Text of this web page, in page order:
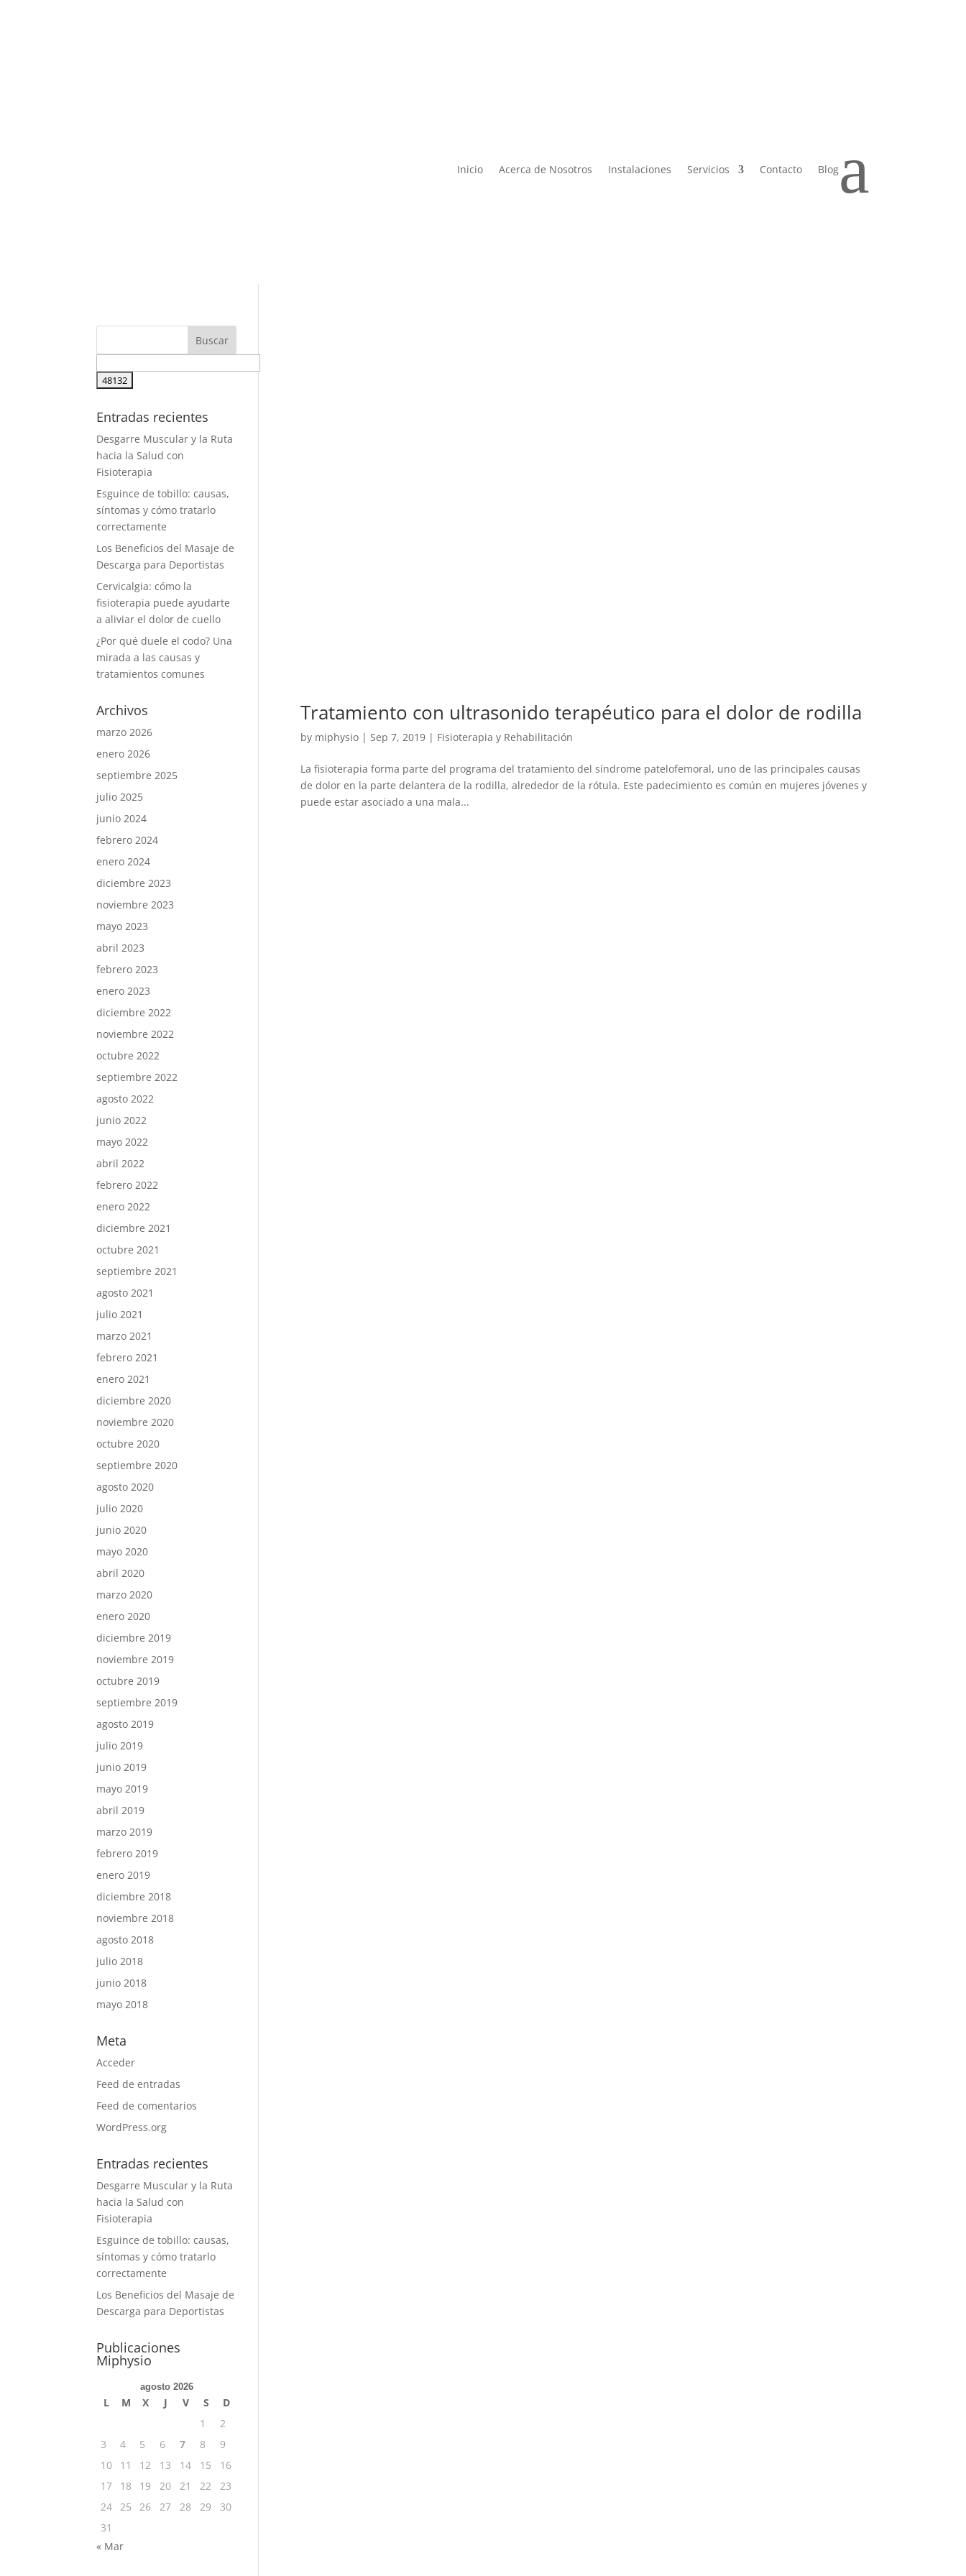
Inicio Acerca de Nosotros Instalaciones Servicios Contacto Bloga
Tratamiento con ultrasonido terapéutico para el dolor de rodilla
by miphysio| Sep 7, 2019| Fisioterapia y Rehabilitación
La fisioterapia forma parte del programa del tratamiento del síndrome patelofemoral, uno de las principales causas
de dolor en la parte delantera de la rodilla, alrededor de la rótula. Este padecimiento es común en mujeres jóvenes y
puede estar asociado a una mala...
Entradas recientes
Desgarre Muscular y la Ruta
hacia la Salud con
Fisioterapia
Esguince de tobillo: causas,
síntomas y cómo tratarlo
correctamente
Los Beneficios del Masaje de
Descarga para Deportistas
Cervicalgia: cómo la
fisioterapia puede ayudarte
a aliviar el dolor de cuello
¿Por qué duele el codo? Una
mirada a las causas y
tratamientos comunes
Archivos
marzo 2026
enero 2026
septiembre 2025
julio 2025
junio 2024
febrero 2024
enero 2024
diciembre 2023
noviembre 2023
mayo 2023
abril 2023
febrero 2023
enero 2023
diciembre 2022
noviembre 2022
octubre 2022
septiembre 2022
agosto 2022
junio 2022
mayo 2022
abril 2022
febrero 2022
enero 2022
diciembre 2021
octubre 2021
septiembre 2021
agosto 2021
julio 2021
marzo 2021
febrero 2021
enero 2021
diciembre 2020
noviembre 2020
octubre 2020
septiembre 2020
agosto 2020
julio 2020
junio 2020
mayo 2020
abril 2020
marzo 2020
enero 2020
diciembre 2019
noviembre 2019
octubre 2019
septiembre 2019
agosto 2019
julio 2019
junio 2019
mayo 2019
abril 2019
marzo 2019
febrero 2019
enero 2019
diciembre 2018
noviembre 2018
agosto 2018
julio 2018
junio 2018
mayo 2018
Meta
Acceder
Feed de entradas
Feed de comentarios
WordPress.org
Entradas recientes
Desgarre Muscular y la Ruta
hacia la Salud con
Fisioterapia
Esguince de tobillo: causas,
síntomas y cómo tratarlo
correctamente
Los Beneficios del Masaje de
Descarga para Deportistas
Publicaciones
Miphysio
agosto 2026
L M X J V S
D
1
2
3
4 5 6 7 8
9
10
11 12 13 14 15
16
17
18 19 20 21 22
23
24
25 26 27 28 29
30
31
« Mar